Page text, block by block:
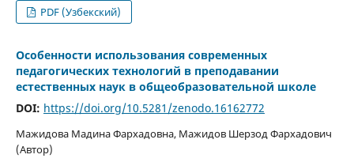
PDF (Узбекский)
Особенности использования современных
педагогических технологий в преподавании
естественных наук в общеобразовательной школе
DOI: https://doi.org/10.5281/zenodo.16162772
Мажидова Мадина Фархадовна, Мажидов Шерзод Фархадович
(Автор)